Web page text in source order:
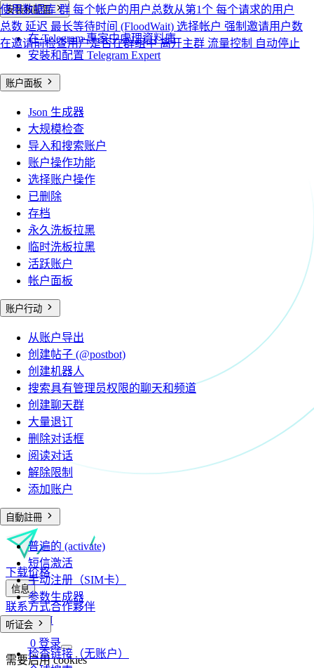
下载价格
信息
联系方式合作夥伴
RUENCN
0 登录
需要启用 cookies
安裝和配置
在 Telegram 專家中處理資料庫
安裝和配置 Telegram Expert
账户面板
Json 生成器
大规模检查
导入和搜索账户
账户操作功能
选择账户操作
已删除
存档
永久洗板拉黑
临时洗板拉黑
活跃账户
帐户面板
账户行动
从账户导出
创建帖子 (@postbot)
创建机器人
搜索具有管理员权限的聊天和频道
创建聊天群
大量退订
删除对话框
阅读对话
解除限制
添加账户
自動註冊
普遍的 (activate)
短信激活
手动注册（SIM卡）
参数生成器
听证会
检查链接（无账户）
使用数据库群 每个帐户的用户总数从第1个 每个请求的用户
总数 延迟 最长等待时间 (FloodWait) 选择帐户 强制邀请用户数
在邀请前检查用户是否在群组中离开主群 流量控制 自动停止